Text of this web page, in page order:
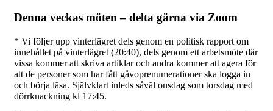
Denna veckas möten – delta gärna via Zoom
* Vi följer upp vinterlägret dels genom en politisk rapport om
innehållet på vinterlägret (20:40), dels genom ett arbetsmöte där
vissa kommer att skriva artiklar och andra kommer att agera för
att de personer som har fått gåvoprenumerationer ska logga in
och börja läsa. Självklart inleds såväl onsdag som torsdag med
dörrknackning kl 17:45.